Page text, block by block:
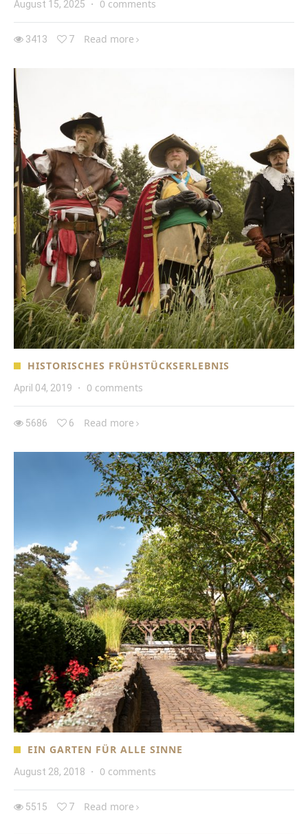
August 15, 2025 · 0 comments
3413 7 Read more
HISTORISCHES FRÜHSTÜCKSERLEBNIS
April 04, 2019 · 0 comments
5686 6 Read more
EIN GARTEN FÜR ALLE SINNE
August 28, 2018 · 0 comments
5515 7 Read more